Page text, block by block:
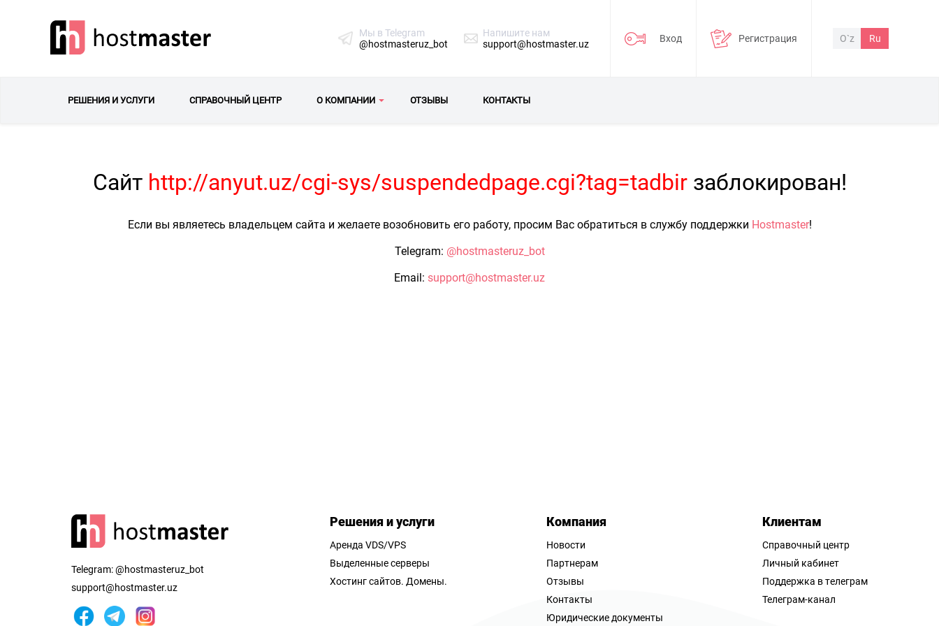
Мы в Telegram
@hostmasteruz_bot
Напишите нам
support@hostmaster.uz
Вход Регистрация O`z Ru
РЕШЕНИЯ И УСЛУГИ СПРАВОЧНЫЙ ЦЕНТР О КОМПАНИИ ОТЗЫВЫ КОНТАКТЫ
Сайт http://anyut.uz/cgi-sys/suspendedpage.cgi?tag=tadbirзаблокирован!
Если вы являетесь владельцем сайта и желаете возобновить его работу, просим Вас обратиться в службу поддержки Hostmaster!
Telegram: @hostmasteruz_bot
Email: support@hostmaster.uz
Telegram:@hostmasteruz_bot
support@hostmaster.uz
Решения и услуги
Аренда VDS/VPS
Выделенные серверы
Хостинг сайтов. Домены.
Компания
Новости
Партнерам
Отзывы
Контакты
Юридические документы
Клиентам
Справочный центр
Личный кабинет
Поддержка в телеграм
Телеграм-канал